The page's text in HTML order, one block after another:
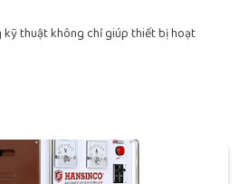
kỹ thuật không chỉ giúp thiết bị hoạt